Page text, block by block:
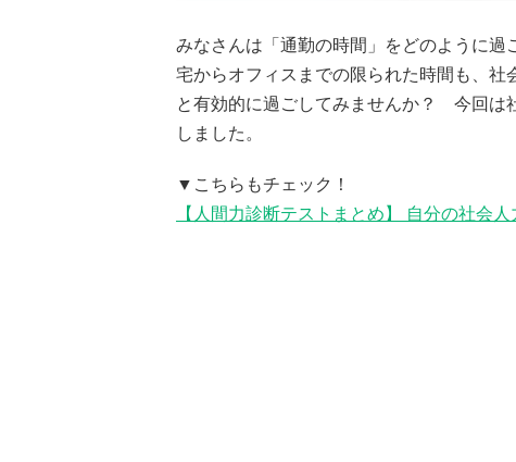
みなさんは「通勤の時間」をどのように過
宅からオフィスまでの限られた時間も、
と有効的に過ごしてみませんか？ 今回は
しました。
▼こちらもチェック！
【人間力診断テストまとめ】 自分の社会